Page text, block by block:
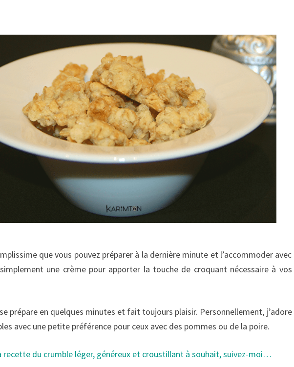
que vous pouvez préparer à la dernière minute et l’accommoder avec
une crème pour apporter la touche de croquant nécessaire à vos
prépare en quelques minutes et fait toujours plaisir. Personnellement, j’adore
avec une petite préférence pour ceux avec des pommes ou de la poire.
recette du crumble léger, généreux et croustillant à souhait, suivez-moi…